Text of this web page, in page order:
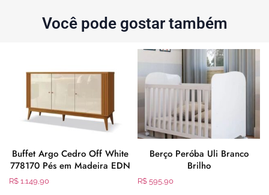
Você pode gostar também
Buffet Argo Cedro Off White
778170 Pés em Madeira EDN
R$ 1.149,90
Berço Peróba Uli Branco
Brilho
R$ 595,90